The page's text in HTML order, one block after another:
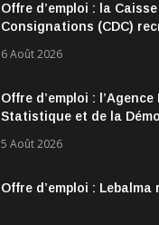
Offre d’emploi : la
Consignations (CDC)
6 Août 2026
Offre d’emploi :
Statistique et de la
5 Août 2026
Offre d’emploi : Lebalma